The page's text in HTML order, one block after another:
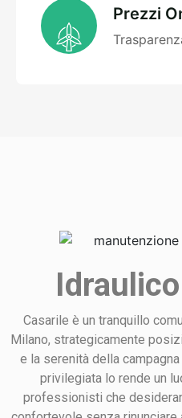
Prezzi
Casarile è un tranquillo
Milano, strategicamente
e la serenità della
privilegiata lo rende un
professionisti che